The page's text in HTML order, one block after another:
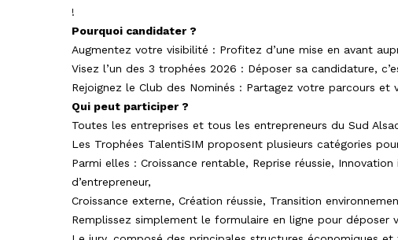
!
Pourquoi candidater ?
Augmentez votre visibilité : Profitez d’une mise en avant
Visez l’un des 3 trophées 2026 : Déposer sa candidature,
Rejoignez le Club des Nominés : Partagez votre parcours
Qui peut participer ?
Toutes les entreprises et tous les entrepreneurs du Sud
Les Trophées TalentiSIM proposent plusieurs catégories
Parmi elles : Croissance rentable, Reprise réussie,
d’entrepreneur,
Croissance externe, Création réussie, Transition
Remplissez simplement le formulaire en ligne pour déposer